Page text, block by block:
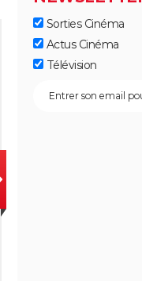
Sorties Cinéma
Actus Cinéma
Télévision